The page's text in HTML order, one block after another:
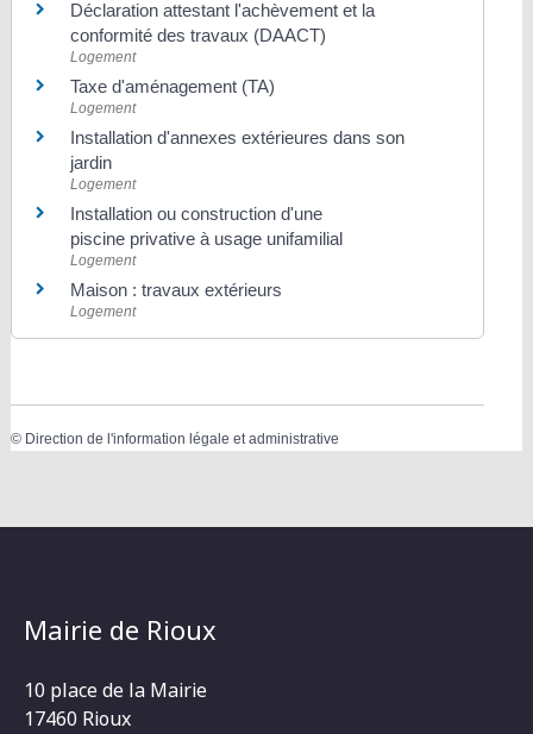
Déclaration attestant l'achèvement et la
conformité des travaux (DAACT)
Logement
Taxe d'aménagement (TA)
Logement
Installation d'annexes extérieures dans son
jardin
Logement
Installation ou construction d'une
piscine privative à usage unifamilial
Logement
Maison : travaux extérieurs
Logement
© Direction de l'information légale et administrative
Mairie de Rioux
10 place de la Mairie
17460 Rioux